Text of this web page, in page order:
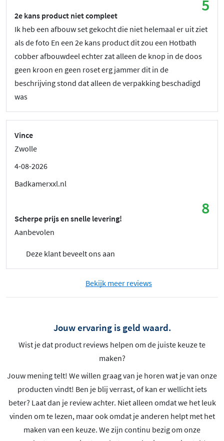
5
2e kans product niet compleet
Ik heb een afbouw set gekocht die niet helemaal er uit ziet
als de foto En een 2e kans product dit zou een Hotbath
cobber afbouwdeel echter zat alleen de knop in de doos
geen kroon en geen roset erg jammer dit in de
beschrijving stond dat alleen de verpakking beschadigd
was
Vince
Zwolle
4-08-2026
Badkamerxxl.nl
8
Scherpe prijs en snelle levering!
Aanbevolen
Deze klant beveelt ons aan
Bekijk meer reviews
Jouw ervaring is geld waard.
Wist je dat product reviews helpen om de juiste keuze te
maken?
Jouw mening telt! We willen graag van je horen wat je van onze
producten vindt! Ben je blij verrast, of kan er wellicht iets
beter? Laat dan je review achter. Niet alleen omdat we het leuk
vinden om te lezen, maar ook omdat je anderen helpt met het
maken van een keuze. We zijn continu bezig om onze